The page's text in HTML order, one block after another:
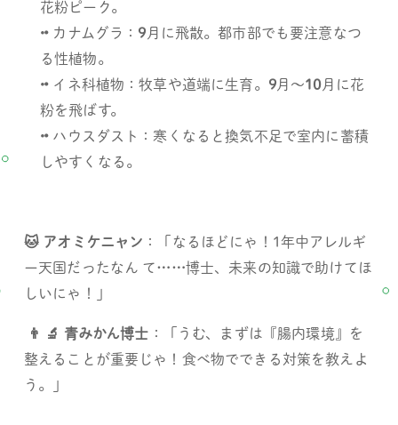
花粉ピーク。
• カナムグラ： 9 月に飛散。都市部でも要注意なつ
る性植物。
• イネ科植物：牧草や道端に生育。 9月～10月に花
粉を飛ばす。
• ハウスダスト：寒くなると換気不足で室内に蓄積
しやすくなる。
🐱 アオミケニャン ：「なるほどにゃ！1年中アレルギ
ー天国だったなん て……博士、未来の知識で助けてほ
しいにゃ！」
👨 🔬 青みかん博士 ：「うむ、まずは『腸内環境』を
整えることが重要じゃ！食べ物でできる対策を教えよ
う。」